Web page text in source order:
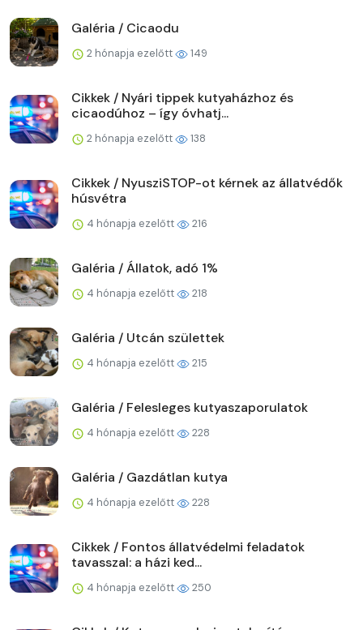
Galéria / Cicaodu
2 hónapja ezelőtt 149
Cikkek / Nyári tippek kutyaházhoz és
cicaodúhoz – így óvhatj...
2 hónapja ezelőtt 138
Cikkek / NyusziSTOP-ot kérnek az állatvédők
húsvétra
4 hónapja ezelőtt 216
Galéria / Állatok, adó 1%
4 hónapja ezelőtt 218
Galéria / Utcán születtek
4 hónapja ezelőtt 215
Galéria / Felesleges kutyaszaporulatok
4 hónapja ezelőtt 228
Galéria / Gazdátlan kutya
4 hónapja ezelőtt 228
Cikkek / Fontos állatvédelmi feladatok
tavasszal: a házi ked...
4 hónapja ezelőtt 250